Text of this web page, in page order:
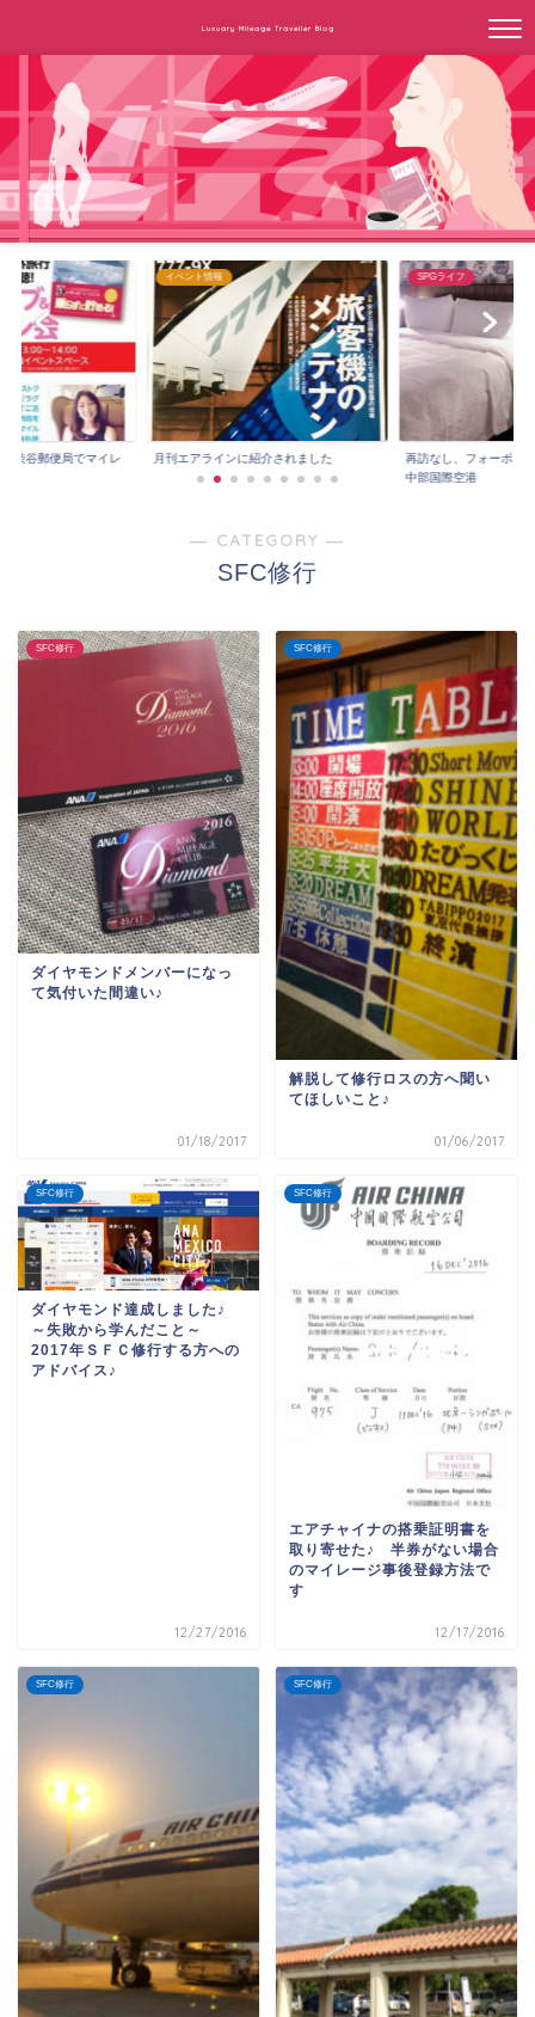
Luxuary Mileage Traveller Blog
渋谷郵便局でマイレ
イベント情報
月刊エアラインに紹介されました
SPGライフ
再訪なし、フォーポイ
中部国際空港
― CATEGORY ―
SFC修行
SFC修行
ダイヤモンドメンバーになっ
て気付いた間違い♪
01/18/2017
SFC修行
解脱して修行ロスの方へ聞い
てほしいこと♪
01/06/2017
SFC修行
ダイヤモンド達成しました♪
～失敗から学んだこと～
2017年ＳＦＣ修行する方への
アドバイス♪
12/27/2016
SFC修行
エアチャイナの搭乗証明書を
取り寄せた♪ 半券がない場合
のマイレージ事後登録方法で
す
12/17/2016
SFC修行 SFC修行